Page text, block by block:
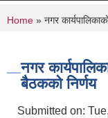
You are
Home » नगर
नगर
बैठकको निर्णय
Submitted on: